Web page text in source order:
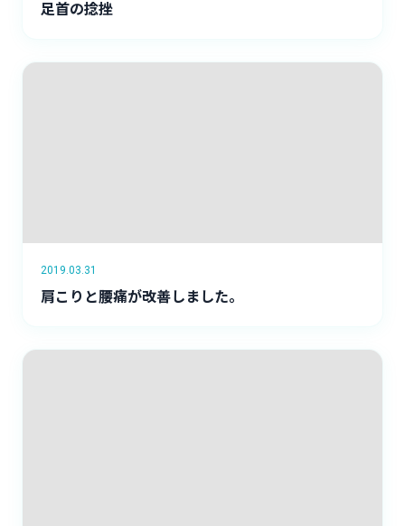
足首の捻挫
2019.03.31
肩こりと腰痛が改善しました。